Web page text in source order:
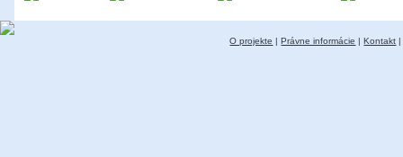
O projekte |Právne informácie |Kontakt